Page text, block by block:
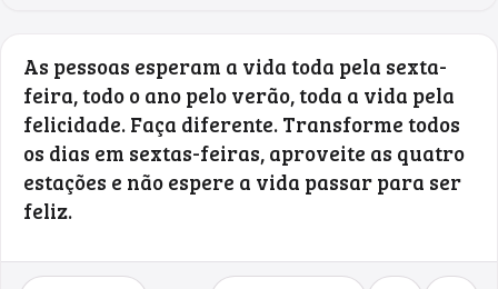
As pessoas esperam a vida toda pela sexta-
feira, todo o ano pelo verão, toda a vida pela
felicidade. Faça diferente. Transforme todos
os dias em sextas-feiras, aproveite as quatro
estações e não espere a vida passar para ser
feliz.